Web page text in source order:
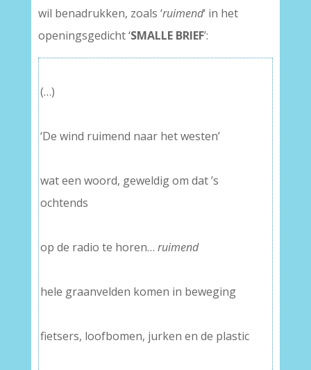
wil benadrukken, zoals ‘ruimend‘ in het
openingsgedicht ‘SMALLE BRIEF’:
(…)
‘De wind ruimend naar het westen’
wat een woord, geweldig om dat ’s
ochtends
op de radio te horen… ruimend
hele graanvelden komen in beweging
fietsers, loofbomen, jurken en de plastic